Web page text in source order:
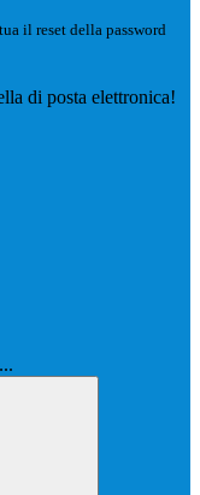
il reset della password
di posta elettronica!